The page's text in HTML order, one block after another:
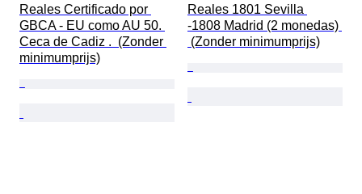
Reales Certificado por
GBCA - EU como AU 50.
Ceca de Cadiz .  (Zonder
minimumprijs)
Reales 1801 Sevilla
-1808 Madrid (2 monedas)
(Zonder minimumprijs)